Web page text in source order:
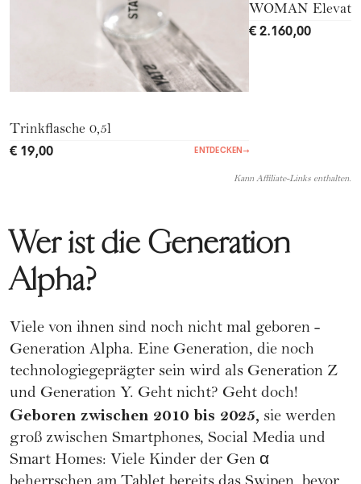
Trinkflasche 0,5l
€ 19,00 ENTDECKEN→
WOMAN Elevate
€ 2.160,00
Kann Affiliate-Links enthalten.
Wer ist die Generation
Alpha?
Viele von ihnen sind noch nicht mal geboren -
Generation Alpha. Eine Generation, die noch
technologiegeprägter sein wird als Generation Z
und Generation Y. Geht nicht? Geht doch!
Geboren zwischen 2010 bis 2025, sie werden
groß zwischen Smartphones, Social Media und
Smart Homes: Viele Kinder der Gen α